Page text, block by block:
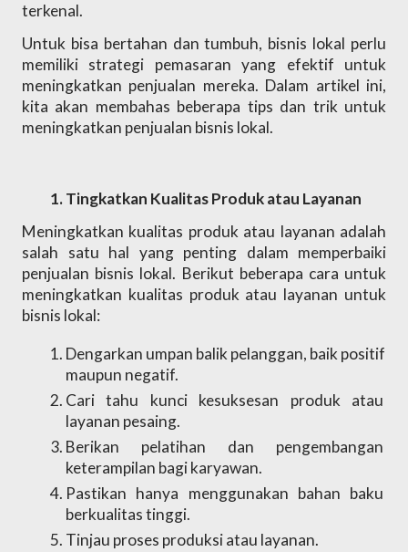
terkenal.
Untuk bisa bertahan dan tumbuh, bisnis lokal perlu
memiliki strategi pemasaran yang efektif untuk
meningkatkan penjualan mereka. Dalam artikel ini,
kita akan membahas beberapa tips dan trik untuk
meningkatkan penjualan bisnis lokal.
Tingkatkan Kualitas Produk atau Layanan
Meningkatkan kualitas produk atau layanan adalah
salah satu hal yang penting dalam memperbaiki
penjualan bisnis lokal. Berikut beberapa cara untuk
meningkatkan kualitas produk atau layanan untuk
bisnis lokal:
Dengarkan umpan balik pelanggan, baik positif
maupun negatif.
Cari tahu kunci kesuksesan produk atau
layanan pesaing.
Berikan pelatihan dan pengembangan
keterampilan bagi karyawan.
Pastikan hanya menggunakan bahan baku
berkualitas tinggi.
Tinjau proses produksi atau layanan.